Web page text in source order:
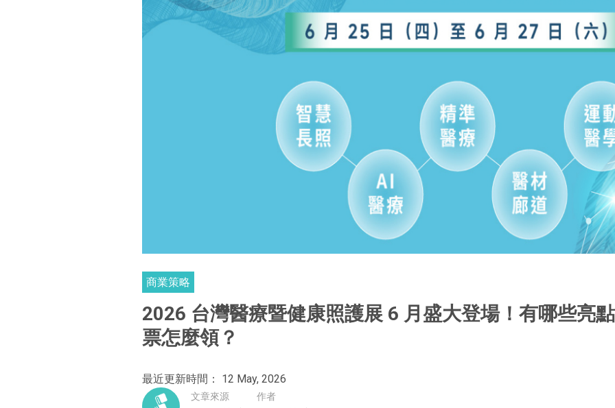
商業策略
2026 台灣醫療暨健康照護展 6 月盛大登場！有哪些亮
票怎麼領？
最近更新時間： 12 May, 2026
文章來源 作者